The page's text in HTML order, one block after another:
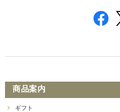
商品案内
ギフト